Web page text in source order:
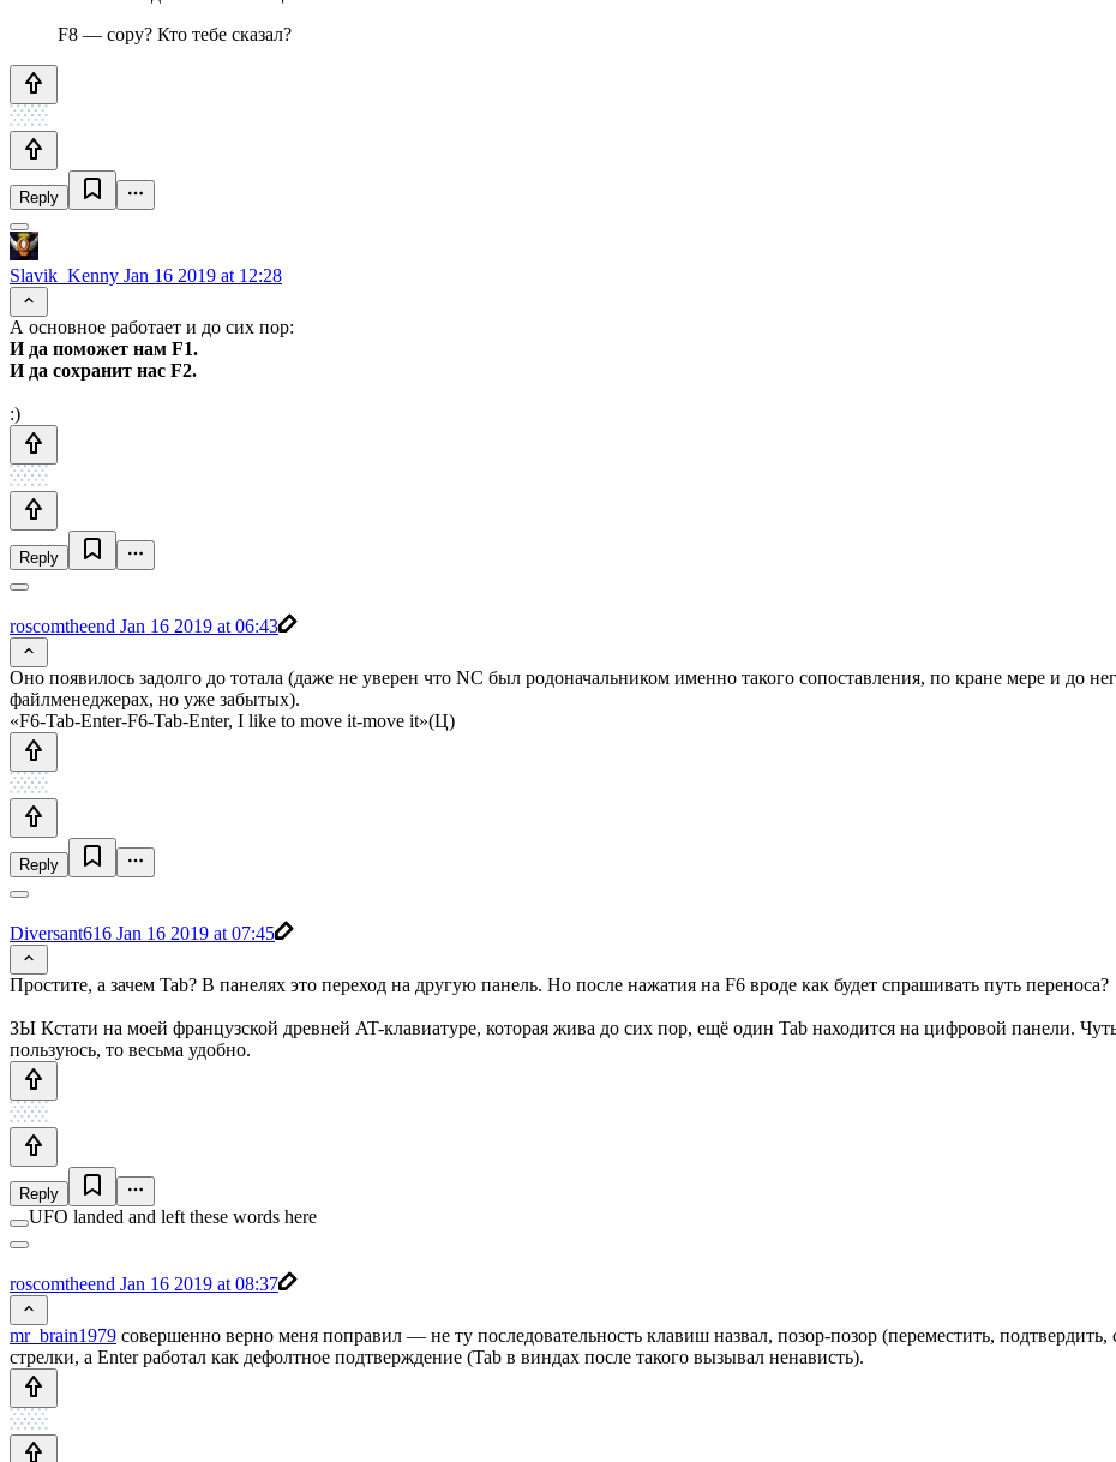
F8 — copy? Кто тебе сказал?
Reply
Slavik_Kenny Jan 16 2019 at 12:28
А основное работает и до сих пор:
И да поможет нам F1.
И да сохранит нас F2.
:)
Reply
roscomtheend Jan 16 2019 at 06:43
Оно появилось задолго до тотала (даже не уверен что NC был родоначальником именно такого сопоставления, по кране мере и до
файлменеджерах, но уже забытых).
«F6-Tab-Enter-F6-Tab-Enter, I like to move it-move it»(Ц)
Reply
Diversant616 Jan 16 2019 at 07:45
Простите, а зачем Tab? В панелях это переход на другую панель. Но после нажатия на F6 вроде как будет спрашивать путь переноса?
ЗЫ Кстати на моей французской древней AT-клавиатуре, которая жива до сих пор, ещё один Tab находится на цифровой панели.
пользуюсь, то весьма удобно.
Reply
UFO landed and left these words here
roscomtheend Jan 16 2019 at 08:37
mr_brain1979 совершенно верно меня поправил — не ту последовательность клавиш назвал, позор-позор (переместить, подтвердить,
стрелки, а Enter работал как дефолтное подтверждение (Tab в виндах после такого вызывал ненависть).